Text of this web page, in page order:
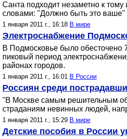
Санта подходит незаметно к
словами: "Должно быть это ваше"
1 января 2011 г., 16:18 В мире
Электроснабжение
В Подмосковье было обесточено
пиковый период
районах городов.
1 января 2011 г., 16:01 В России
Россиян среди
"В Москве самым решительным
страданиям невинных людей,
1 января 2011 г., 15:29 В мире
Детские пособия в России